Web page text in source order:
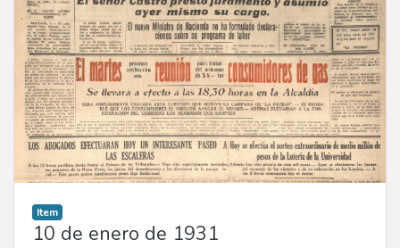
Item
10 de enero de 1931